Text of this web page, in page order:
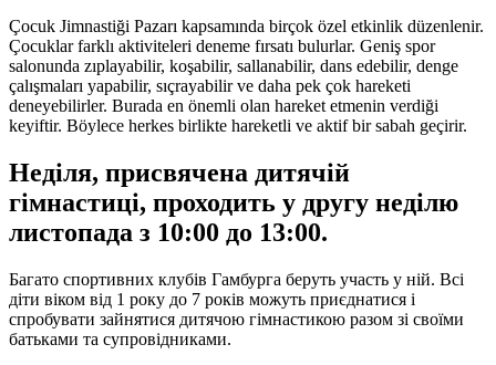
Çocuk Jimnastiği Pazarı kapsamında birçok özel etkinlik düzenlenir.
Çocuklar farklı aktiviteleri deneme fırsatı bulurlar. Geniş spor
salonunda zıplayabilir, koşabilir, sallanabilir, dans edebilir, denge
çalışmaları yapabilir, sıçrayabilir ve daha pek çok hareketi
deneyebilirler. Burada en önemli olan hareket etmenin verdiği
keyiftir. Böylece herkes birlikte hareketli ve aktif bir sabah geçirir.
Неділя, присвячена дитячій
гімнастиці, проходить у другу неділю
листопада з 10:00 до 13:00.
Багато спортивних клубів Гамбурга беруть участь у ній. Всі
діти віком від 1 року до 7 років можуть приєднатися і
спробувати зайнятися дитячою гімнастикою разом зі своїми
батьками та супровідниками.